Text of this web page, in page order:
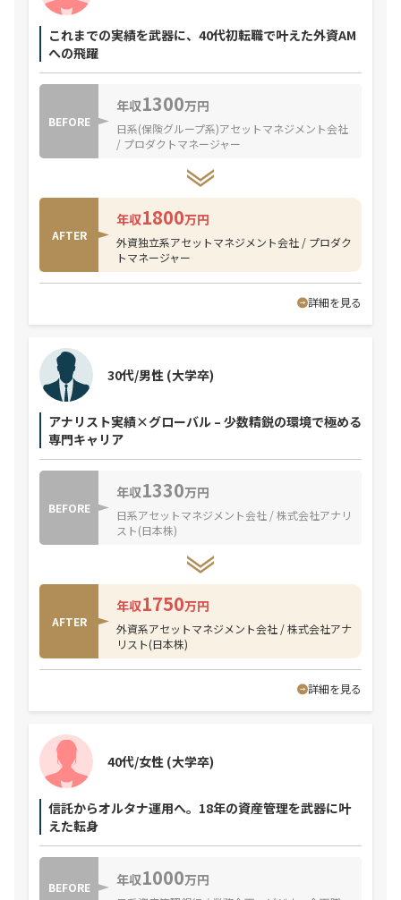
これまでの実績を武器に、40代初転職で叶えた外資AM
への飛躍
BEFORE
年収1300万円
日系(保険グループ系)アセットマネジメント会社
/ プロダクトマネージャー
AFTER
年収1800万円
外資独立系アセットマネジメント会社 / プロダク
トマネージャー
詳細を見る
アナリスト実績×グローバル – 少数精鋭の環境で極める
専門キャリア
30代/男性 (大学卒)
BEFORE
年収1330万円
日系アセットマネジメント会社 / 株式会社アナリ
スト(日本株)
AFTER
年収1750万円
外資系アセットマネジメント会社 / 株式会社アナ
リスト(日本株)
詳細を見る
信託からオルタナ運用へ。18年の資産管理を武器に叶
えた転身
40代/女性 (大学卒)
BEFORE 年収1000万円